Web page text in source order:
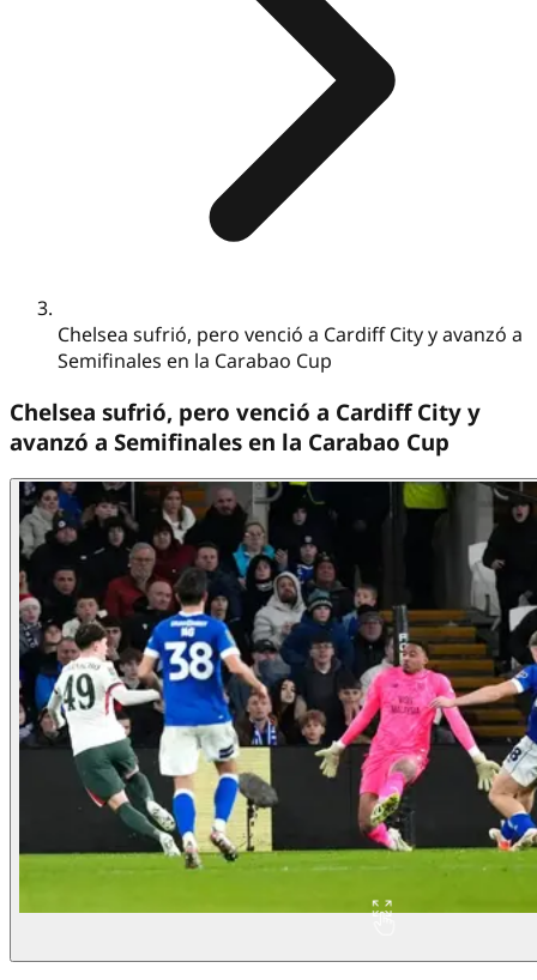
Chelsea sufrió, pero venció a Cardiff City y avanzó a
Semifinales en la Carabao Cup
Chelsea sufrió, pero venció a Cardiff City y
avanzó a Semifinales en la Carabao Cup